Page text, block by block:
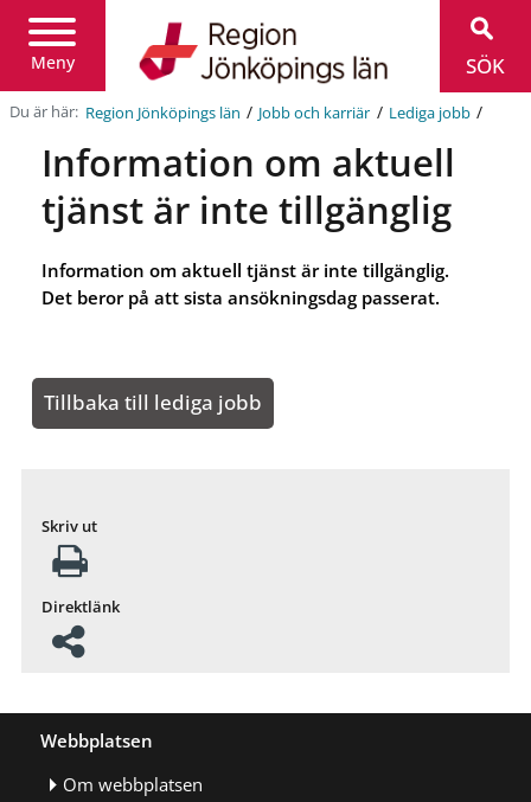
Meny
Jönköpings
län
SÖK
Du är här: Region Jönköpings län / Jobb och karriär / Lediga jobb /
Information om aktuell
tjänst är inte tillgänglig
Information om aktuell tjänst är inte tillgänglig.
Det beror på att sista ansökningsdag passerat.
Tillbaka till lediga jobb
Skriv ut
Direktlänk
Webbplatsen
Om webbplatsen